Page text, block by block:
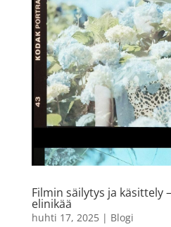
Filmin säilytys ja käsittely
elinikää
huhti 17, 2025| Blogi
36